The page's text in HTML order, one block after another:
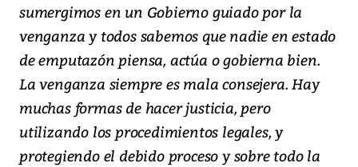
sumergimos en un Gobierno guiado por la
venganza y todos sabemos que nadie en estado
de emputazón piensa, actúa o gobierna bien.
La venganza siempre es mala consejera. Hay
muchas formas de hacer justicia, pero
utilizando los procedimientos legales, y
protegiendo el debido proceso y sobre todo la